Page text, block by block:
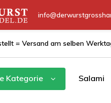
= Versand am selben
Kategorie Salami